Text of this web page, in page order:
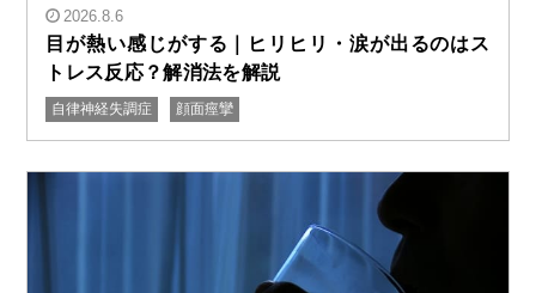
" alt="目が熱い感じがする｜ヒリヒリ・涙が出るのはス
2026.8.6
目が熱い感じがする｜ヒリヒリ・涙が出るのはス
トレス反応？解消法を解説
自律神経失調症 顔面痙攣